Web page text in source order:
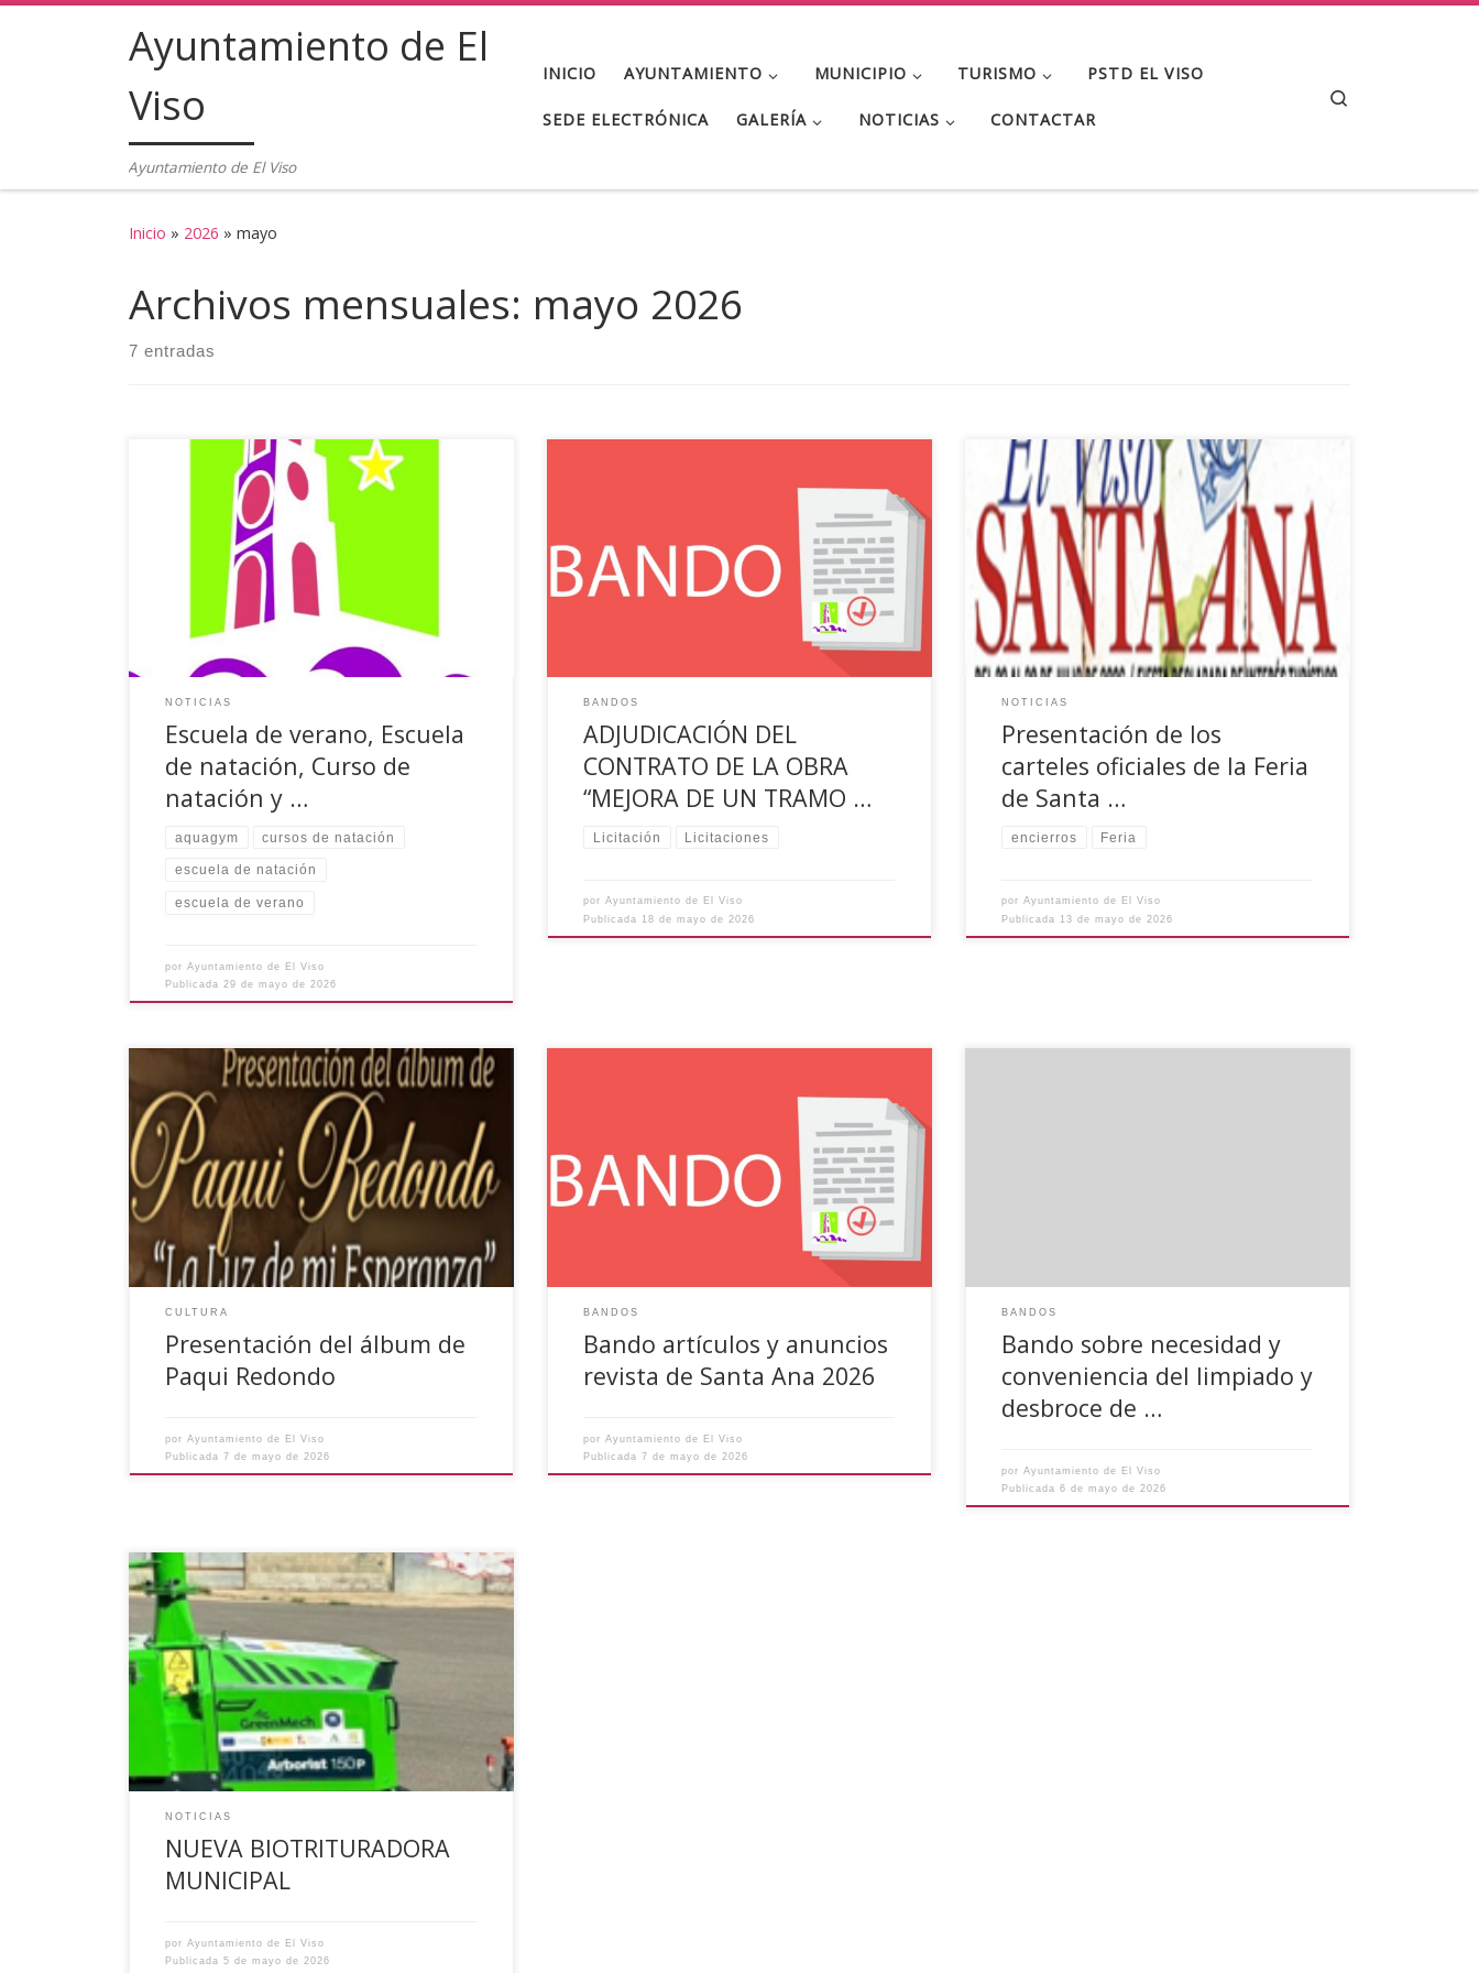
Saltar al contenidoAyuntamiento de El
Viso
Ayuntamiento de El Viso
INICIO AYUNTAMIENTO MUNICIPIO TURISMO PSTD EL VISO
SEDE ELECTRÓNICA GALERÍA NOTICIAS CONTACTAR
Inicio » 2026 » mayo
Archivos mensuales: mayo 2026
7 entradas
Desde el día 1 de junio, podrán hacer las
inscripciones las personas interesadas en
Escuela de verano, Curso de natación, Escuela
de natación y Aquagym, en el siguiente enlace:
https://ayto-elviso.com/portal-de-inscripciones
Descarga el PDF del cartel de actividades de la
piscina Descarga el PDF del cartel de la escuela
de verano
NOTICIAS
Escuela de verano, Escuela
de natación, Curso de
natación y …
aquagym cursos de natación
escuela de natación
escuela de verano
porAyuntamiento de El Viso
Publicada29 de mayo de 2026
BANDO Se pone en conocimiento de los vecinos
interesados que con fecha dieciocho de mayo
del corriente se inicia Expediente de Adjudicación
del contrato de la obra “Mejora de un Tramo del
Camino de El Viso a Cabeza Del Buey” de El Viso
(Córdoba), por Procedimiento Abierto
BANDOS
ADJUDICACIÓN DEL
CONTRATO DE LA OBRA
“MEJORA DE UN TRAMO …
Licitación Licitaciones
porAyuntamiento de El Viso
Publicada 18 de mayo de 2026
En el día de ayer, 12 de mayo, el Ayuntamiento
presentó la Feria Taurina 2026, un cartel que
reúne a algunas de las figuras más destacadas
del panorama actual y que formará parte de la
programación de la Feria y Fiestas de Santa Ana.
El domingo 26 de julio […]
NOTICIAS
Presentación de los
carteles oficiales de la Feria
de Santa …
encierros Feria
porAyuntamiento de El Viso
Publicada 13 de mayo de 2026
Informamos a la ciudadanía que el próximo día
9 de mayo tenemos una cita muy especial con la
música. La artista Paqui Redondo nos presenta
su disco “La Luz de mi Esperanza” a las 21:00
horas en el Museo de los Reyes Magos, la
entrada será libre. El Ayuntamiento […]
CULTURA
Presentación del álbum de
Paqui Redondo
porAyuntamiento de El Viso
Publicada7 de mayo de 2026
Se informa a todas las personas interesadas en
participar en el contenido de la REVISTA DE
SANTA ANA 2026 que se abre el plazo de
inscripción para las colaboraciones en la misma,
tanto de artículos, fotos, poesías, etc., realizadas
individualmente o por colectivos y asociaciones,
BANDOS
Bando artículos y anuncios
revista de Santa Ana 2026
porAyuntamiento de El Viso
Publicada7 de mayo de 2026
BANDOS
Bando sobre necesidad y
conveniencia del limpiado y
desbroce de …
porAyuntamiento de El Viso
Publicada6 de mayo de 2026
El Ayuntamiento de El Viso ha incorporado una
biotrituradora de alta capacidad destinada a
mejorar la gestión de los residuos vegetales
procedentes de zonas verdes y espacios
públicos. Esta actuación forma parte del Plan de
Sostenibilidad Turística en Destino (PSTD),
financiado por la Unión Europea a través de los
fondos […]
NOTICIAS
NUEVA BIOTRITURADORA
MUNICIPAL
porAyuntamiento de El Viso
Publicada5 de mayo de 2026